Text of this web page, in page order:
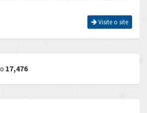
Visite o site
17,476